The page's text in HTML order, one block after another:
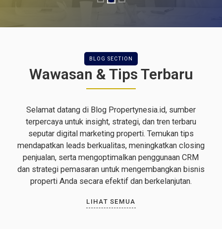
BLOG SECTION
Wawasan & Tips Terbaru
Selamat datang di Blog Propertynesia.id, sumber
terpercaya untuk insight, strategi, dan tren terbaru
seputar digital marketing properti. Temukan tips
mendapatkan leads berkualitas, meningkatkan closing
penjualan, serta mengoptimalkan penggunaan CRM
dan strategi pemasaran untuk mengembangkan bisnis
properti Anda secara efektif dan berkelanjutan.
LIHAT SEMUA